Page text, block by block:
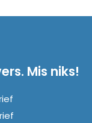
Mis niks!